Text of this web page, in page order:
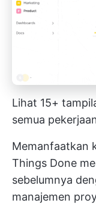
Lihat 15+
semua
Memanfaatkan
Things Done
sebelumnya
manajemen